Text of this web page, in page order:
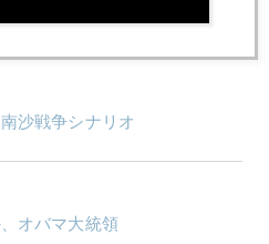
たい」
沙戦争シナリオ
オバマ大統領